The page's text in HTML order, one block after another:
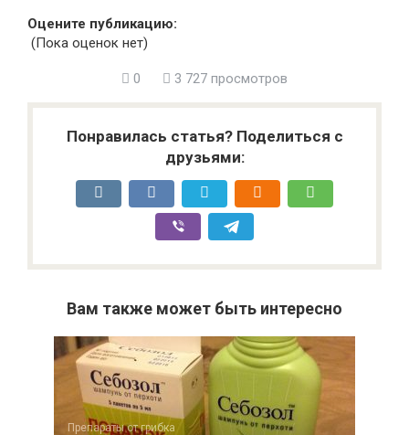
Оцените публикацию:
(Пока оценок нет)
0 3 727 просмотров
Понравилась статья? Поделиться с
друзьями:
Вам также может быть интересно
Препараты от грибка